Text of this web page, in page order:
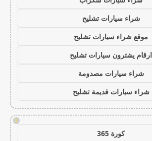
شراء سيارات تشليح
موقع شراء سيارات تشليح
ارقام يشترون سيارات تشليح
شراء سيارات مصدومة
شراء سيارات قديمة تشليح
!
كورة 365